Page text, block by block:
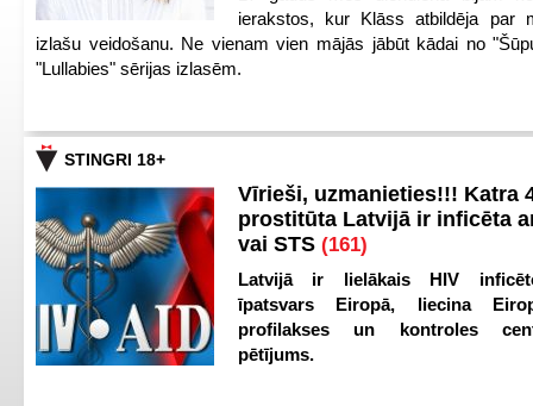
ierakstos, kur Klāss atbildēja par
izlašu veidošanu. Ne vienam vien mājās jābūt kādai no
"Lullabies" sērijas izlasēm.
STINGRI 18+
Vīrieši, uzmanieties!!! Katra
prostitūta Latvijā ir inficēta
vai STS (161)
Latvijā ir lielākais HIV
īpatsvars Eiropā, liecina
profilakses un kontroles
pētījums.